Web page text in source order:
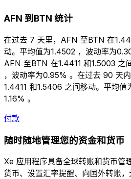
AFN 到BTN 统计
在过去 7 天里，AFN 至BTN 在
动。平均值为1.4502 ，波动率为
AFN 至BTN 在1.4411 和1.5003 之
，波动率为0.95% 。在过去 90 天
1.4411 和1.5406 之间移动。平均值
1.16% 。
付款
随时随地管理您的资金和货币
Xe 应用程序具备全球转账和货币管
货币、设置汇率提醒、向国外转账